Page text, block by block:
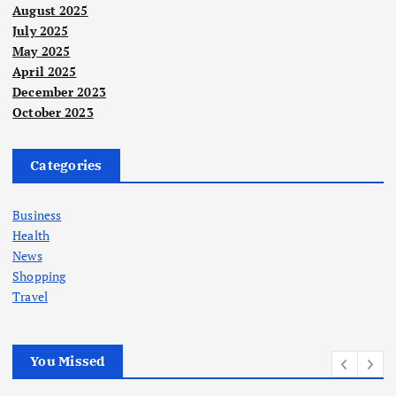
August 2025
July 2025
May 2025
April 2025
December 2023
October 2023
Categories
Business
Health
News
Shopping
Travel
You Missed